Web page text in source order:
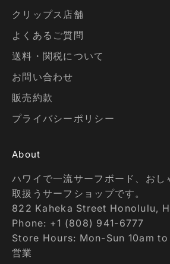
クリップス店舗
よくあるご質問
送料・関税について
お問い合わせ
販売約款
プライバシーポリシー
About
ハワイで一流サーフボード、おし
取扱うサーフショップです。
822 Kaheka Street Honolulu,
Phone: +1 (808) 941-6777
Store Hours: Mon-Sun 10am to
営業